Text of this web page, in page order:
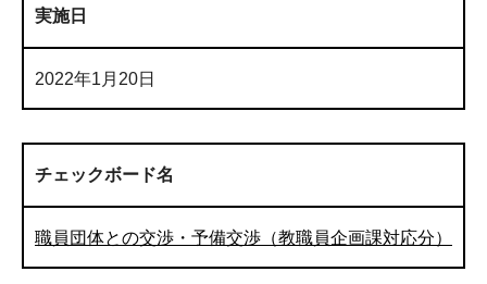
実施日
2022年1月20日
チェックボード名
職員団体との交渉・予備交渉（教職員企画課対応分）